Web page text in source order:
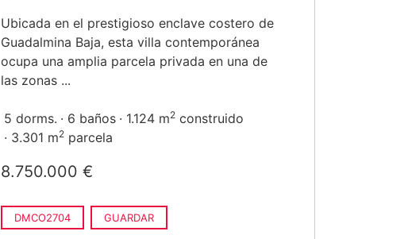
Ubicada en el prestigioso enclave costero de
Guadalmina Baja, esta villa contemporánea
ocupa una amplia parcela privada en una de
las zonas ...
5 dorms. 6 baños 1.124 m2 construido
3.301 m2 parcela
8.750.000 €
DMCO2704 GUARDAR